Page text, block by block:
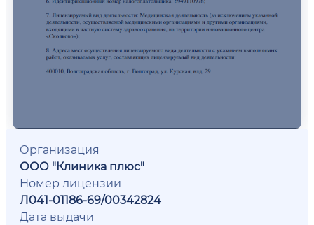
Организация
ООО "Клиника плюс"
Номер лицензии
Л041-01186-69/00342824
Дата выдачи